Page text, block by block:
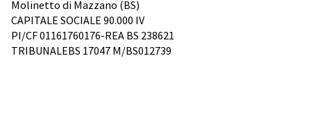
Molinetto di Mazzano (BS)
CAPITALE SOCIALE 90.000 IV
PI/CF 01161760176-REA BS 238621
TRIBUNALEBS 17047 M/BS012739